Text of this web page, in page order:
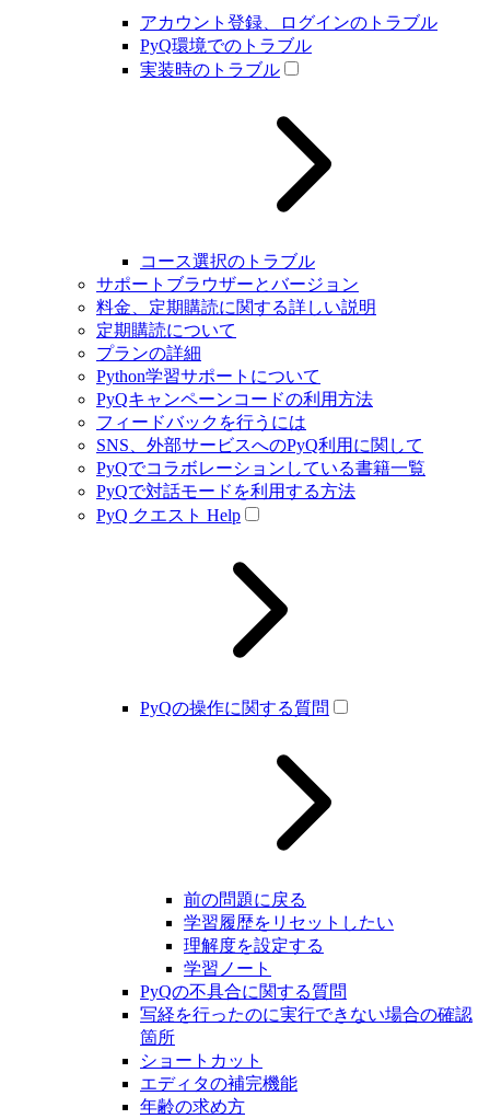
アカウント登録、ログインのトラブル
PyQ環境でのトラブル
実装時のトラブル
コース選択のトラブル
サポートブラウザーとバージョン
料金、定期購読に関する詳しい説明
定期購読について
プランの詳細
Python学習サポートについて
PyQキャンペーンコードの利用方法
フィードバックを行うには
SNS、外部サービスへのPyQ利用に関して
PyQでコラボレーションしている書籍一覧
PyQで対話モードを利用する方法
PyQ クエスト Help
PyQの操作に関する質問
前の問題に戻る
学習履歴をリセットしたい
理解度を設定する
学習ノート
PyQの不具合に関する質問
写経を行ったのに実行できない場合の確認
箇所
ショートカット
エディタの補完機能
年齢の求め方